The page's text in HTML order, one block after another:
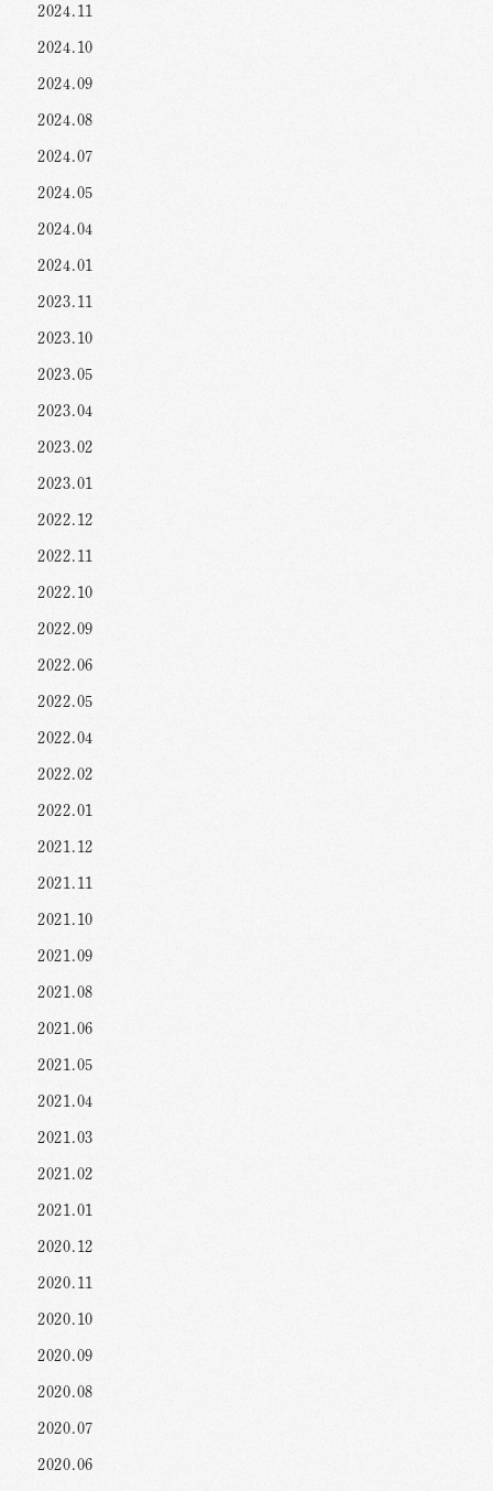
2024.11
2024.10
2024.09
2024.08
2024.07
2024.05
2024.04
2024.01
2023.11
2023.10
2023.05
2023.04
2023.02
2023.01
2022.12
2022.11
2022.10
2022.09
2022.06
2022.05
2022.04
2022.02
2022.01
2021.12
2021.11
2021.10
2021.09
2021.08
2021.06
2021.05
2021.04
2021.03
2021.02
2021.01
2020.12
2020.11
2020.10
2020.09
2020.08
2020.07
2020.06